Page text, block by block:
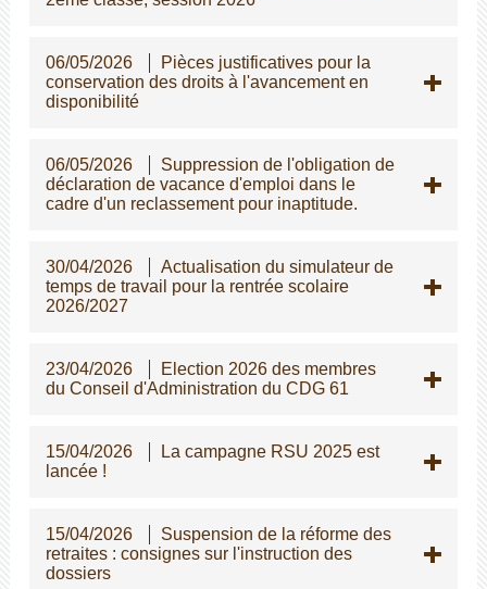
06/05/2026
Pièces justificatives pour la
conservation des droits à l'avancement en
disponibilité
06/05/2026
Suppression de l'obligation de
déclaration de vacance d'emploi dans le
cadre d'un reclassement pour inaptitude.
30/04/2026
Actualisation du simulateur de
temps de travail pour la rentrée scolaire
2026/2027
23/04/2026
Election 2026 des membres
du Conseil d'Administration du CDG 61
15/04/2026
La campagne RSU 2025 est
lancée !
15/04/2026
Suspension de la réforme des
retraites : consignes sur l'instruction des
dossiers